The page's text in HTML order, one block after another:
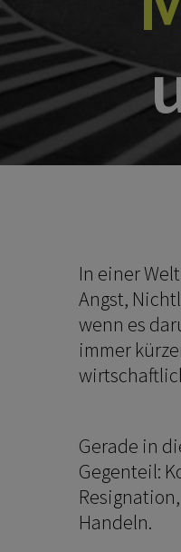
In einer
Angst,
wenn es
immer
Gerade in
Gegenteil:
Handeln.